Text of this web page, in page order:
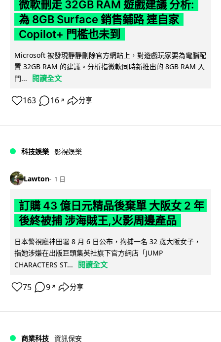
微軟刪走 32GB RAM 遊戲建議 分析:
為 8GB Surface 銷售鋪路 連自家
Copilot+ 門檻也未到
Microsoft 被發現靜靜刪除官方網站上，對遊戲玩家要為電腦配
置 32GB RAM 的建議。分析指微軟同時新推出的 8GB RAM 入
門...
閱讀全文
163 16 ↗ 分享
科技娛樂 影視娛樂
Lawton 1 日
訂購 43 億日元精品後棄單 大阪女 2 年
後終被捕 涉海賊王,火影周邊產品
日本警視廳神田署 8 月 6 日公布，拘捕一名 32 歲大阪女子，
指她涉嫌在出版巨頭集英社旗下官方網店「JUMP
CHARACTERS ST...
閱讀全文
75 9 ↗ 分享
商業科技 資訊保安